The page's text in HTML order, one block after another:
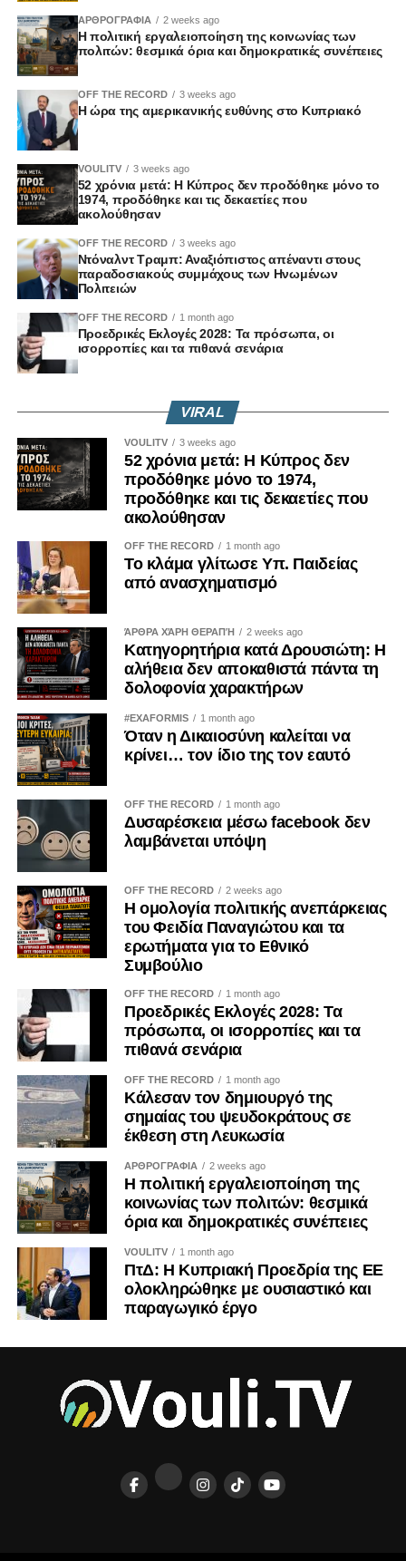
ΑΡΘΡΟΓΡΑΦΙΑ 2 weeks ago
Η πολιτική εργαλειοποίηση της κοινωνίας των
πολιτών: θεσμικά όρια και δημοκρατικές συνέπειες
OFF THE RECORD 3 weeks ago
Η ώρα της αμερικανικής ευθύνης στο Κυπριακό
VOULITV 3 weeks ago
52 χρόνια μετά: Η Κύπρος δεν προδόθηκε μόνο το
1974, προδόθηκε και τις δεκαετίες που
ακολούθησαν
OFF THE RECORD 3 weeks ago
Ντόναλντ Τραμπ: Αναξιόπιστος απέναντι στους
παραδοσιακούς συμμάχους των Ηνωμένων
Πολιτειών
OFF THE RECORD 1 month ago
Προεδρικές Εκλογές 2028: Τα πρόσωπα, οι
ισορροπίες και τα πιθανά σενάρια
VIRAL
VOULITV 3 weeks ago
52 χρόνια μετά: Η Κύπρος δεν
προδόθηκε μόνο το 1974,
προδόθηκε και τις δεκαετίες που
ακολούθησαν
OFF THE RECORD 1 month ago
Το κλάμα γλίτωσε Υπ. Παιδείας
από ανασχηματισμό
ΆΡΘΡΑ ΧΆΡΗ ΘΕΡΑΠΉ 2 weeks ago
Κατηγορητήρια κατά Δρουσιώτη: Η
αλήθεια δεν αποκαθιστά πάντα τη
δολοφονία χαρακτήρων
#EXAFORMIS 1 month ago
Όταν η Δικαιοσύνη καλείται να
κρίνει… τον ίδιο της τον εαυτό
OFF THE RECORD 1 month ago
Δυσαρέσκεια μέσω facebook δεν
λαμβάνεται υπόψη
OFF THE RECORD 2 weeks ago
Η ομολογία πολιτικής ανεπάρκειας
του Φειδία Παναγιώτου και τα
ερωτήματα για το Εθνικό
Συμβούλιο
OFF THE RECORD 1 month ago
Προεδρικές Εκλογές 2028: Τα
πρόσωπα, οι ισορροπίες και τα
πιθανά σενάρια
OFF THE RECORD 1 month ago
Κάλεσαν τον δημιουργό της
σημαίας του ψευδοκράτους σε
έκθεση στη Λευκωσία
ΑΡΘΡΟΓΡΑΦΙΑ 2 weeks ago
Η πολιτική εργαλειοποίηση της
κοινωνίας των πολιτών: θεσμικά
όρια και δημοκρατικές συνέπειες
VOULITV 1 month ago
ΠτΔ: Η Κυπριακή Προεδρία της ΕΕ
ολοκληρώθηκε με ουσιαστικό και
παραγωγικό έργο